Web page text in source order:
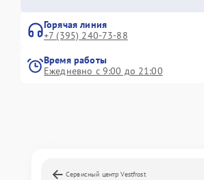
Горячая линия
+7 (395) 240-73-88
Время работы
Ежедневно с 9:00 до 21:00
Сервисный центр Vestfrost